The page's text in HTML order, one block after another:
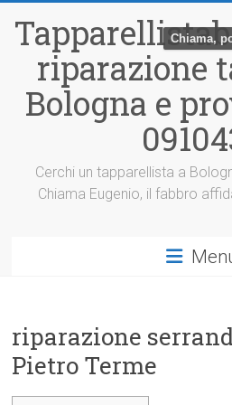
contenutoriparazione
Bologna e
Cerchi un tapparellista a
Chiama Eugenio, il fabbro
riparazione
Pietro Terme
Chiama,